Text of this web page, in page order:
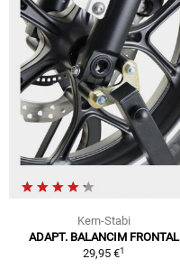
Kern-Stabi
ADAPT. BALANCIM FRONTAL
29,95 €1